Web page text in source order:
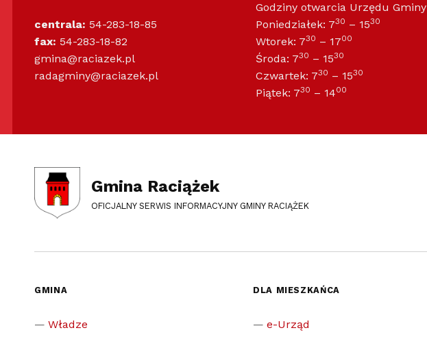
centrala: 54-283-18-85
fax: 54-283-18-82
gmina@raciazek.pl
radagminy@raciazek.pl
Godziny otwarcia Urzędu Gminy
Poniedziałek: 730 – 1530
Wtorek: 730 – 1700
Środa: 730 – 1530
Czwartek: 730 – 1530
Piątek: 730 – 1400
Gmina Raciążek
OFICJALNY SERWIS INFORMACYJNY GMINY RACIĄŻEK
GMINA
Władze
DLA MIESZKAŃCA
e-Urząd